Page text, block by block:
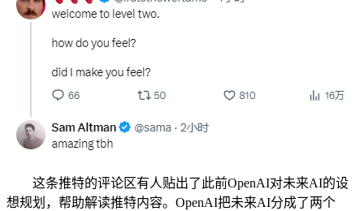
这条推特的评论区有人贴出了此前OpenAI对未来AI的设
想规划，帮助解读推特内容。OpenAI把未来AI分成了两个